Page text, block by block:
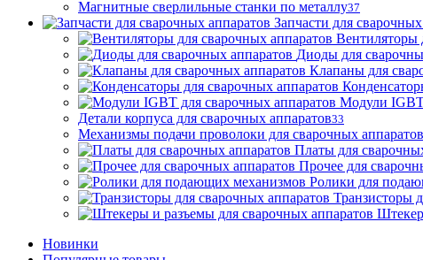
Магнитные сверлильные станки по металлу37
Запчасти для
Вентиляторы
Диоды для
Клапаны для
Модули IGBT
Детали корпуса для сварочных аппаратов33
Механизмы подачи проволоки для сварочных аппаратов
Платы для
Прочее для
Ролики для
Транзисторы
Новинки